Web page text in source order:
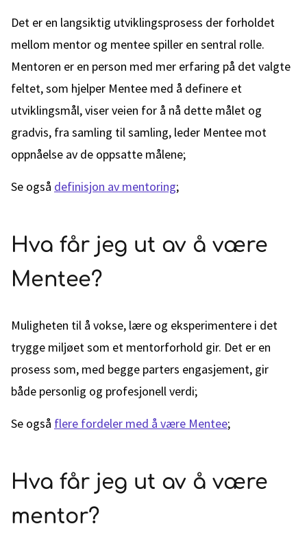
Det er en langsiktig utviklingsprosess der forholdet
mellom mentor og mentee spiller en sentral rolle.
Mentoren er en person med mer erfaring på det valgte
feltet, som hjelper Mentee med å definere et
utviklingsmål, viser veien for å nå dette målet og
gradvis, fra samling til samling, leder Mentee mot
oppnåelse av de oppsatte målene;
Se også definisjon av mentoring;
Hva får jeg ut av å være
Mentee?
Muligheten til å vokse, lære og eksperimentere i det
trygge miljøet som et mentorforhold gir. Det er en
prosess som, med begge parters engasjement, gir
både personlig og profesjonell verdi;
Se også flere fordeler med å være Mentee;
Hva får jeg ut av å være
mentor?